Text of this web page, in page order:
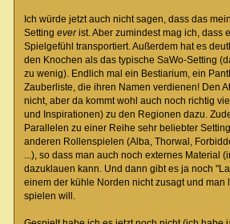
Ich würde jetzt auch nicht sagen, dass das
Setting everist. Aber zumindest mag ich, dass
Spielgefühl transportiert. Außerdem hat es
den Knochen als das typische SaWo-Setting
zu wenig). Endlich mal ein Bestiarium, ein
Zauberliste, die ihren Namen verdienen! Den
nicht, aber da kommt wohl auch noch richtig
und Inspirationen) zu den Regionen dazu.
Parallelen zu einer Reihe sehr beliebter
anderen Rollenspielen (Alba, Thorwal,
...), so dass man auch noch externes Material
dazuklauen kann. Und dann gibt es ja noch
einem der kühle Norden nicht zusagt und man
spielen will.